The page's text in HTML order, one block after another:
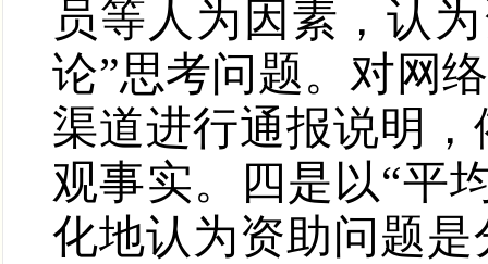
员等人为因素，认
论”思考问题。对网
渠道进行通报说明
观事实。四是以“平
化地认为资助问题